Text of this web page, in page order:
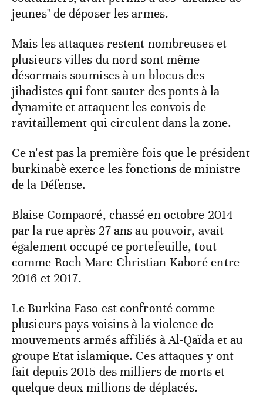
jeunes" de déposer les armes.
Mais les attaques restent nombreuses et
plusieurs villes du nord sont même
désormais soumises à un blocus des
jihadistes qui font sauter des ponts à la
dynamite et attaquent les convois de
ravitaillement qui circulent dans la zone.
Ce n'est pas la première fois que le président
burkinabè exerce les fonctions de ministre
de la Défense.
Blaise Compaoré, chassé en octobre 2014
par la rue après 27 ans au pouvoir, avait
également occupé ce portefeuille, tout
comme Roch Marc Christian Kaboré entre
2016 et 2017.
Le Burkina Faso est confronté comme
plusieurs pays voisins à la violence de
mouvements armés affiliés à Al-Qaïda et au
groupe Etat islamique. Ces attaques y ont
fait depuis 2015 des milliers de morts et
quelque deux millions de déplacés.